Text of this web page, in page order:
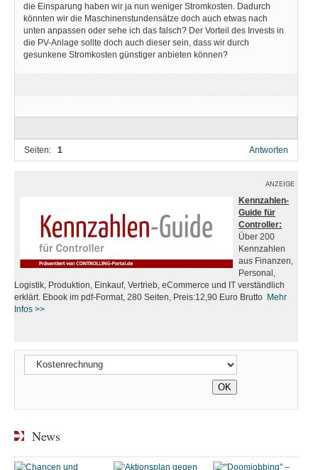
die Einsparung haben wir ja nun weniger Stromkosten. Dadurch
könnten wir die Maschinenstundensätze doch auch etwas nach
unten anpassen oder sehe ich das falsch? Der Vorteil des Invests in
die PV-Anlage sollte doch auch dieser sein, dass wir durch
gesunkene Stromkosten günstiger anbieten können?
Seiten: 1 Antworten
ANZEIGE
Kennzahlen-
Guide für
Controller:
Über 200
Kennzahlen
aus Finanzen,
Personal,
Logistik, Produktion, Einkauf, Vertrieb, eCommerce und IT verständlich
erklärt. Ebook im pdf-Format, 280 Seiten, Preis:12,90 Euro Brutto Mehr
Infos >>
News